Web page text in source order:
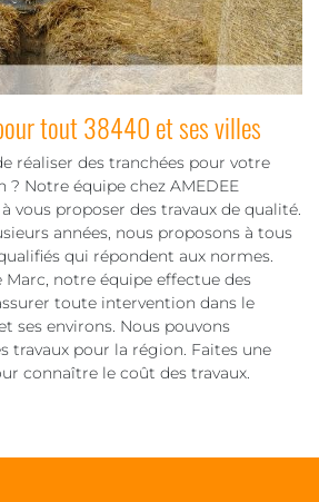
tout 38440 et ses villes
réaliser des tranchées pour votre
Notre équipe chez AMEDEE
vous proposer des travaux de qualité.
années, nous proposons à tous
qui répondent aux normes.
Marc, notre équipe effectue des
toute intervention dans le
ses environs. Nous pouvons
travaux pour la région. Faites une
connaître le coût des travaux.